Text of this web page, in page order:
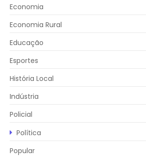
Economia
Economia Rural
Educação
Esportes
História Local
Indústria
Policial
Política
Popular